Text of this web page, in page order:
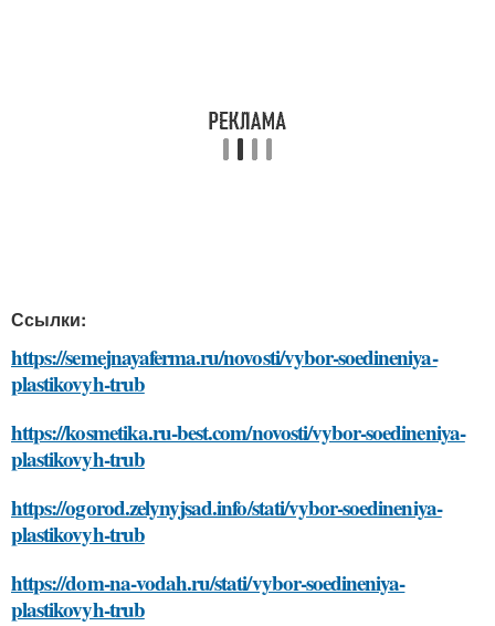
Ссылки:
https://semejnayaferma.ru/novosti/vybor-soedineniya-
plastikovyh-trub
https://kosmetika.ru-best.com/novosti/vybor-soedineniya-
plastikovyh-trub
https://ogorod.zelynyjsad.info/stati/vybor-soedineniya-
plastikovyh-trub
https://dom-na-vodah.ru/stati/vybor-soedineniya-
plastikovyh-trub